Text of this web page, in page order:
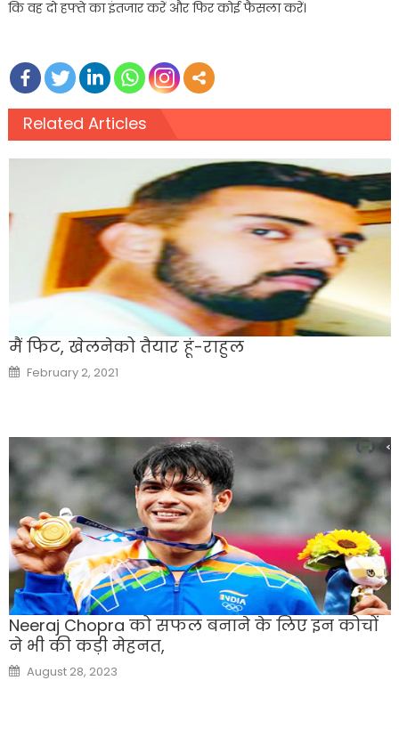
कि वह दो हफ्ते का इंतजार करें और फिर कोई फैसला करें।
Related Articles
मैं फिट, खेलनेको तैयार हूं-राहुल
Posted
on
February 2, 2021
Neeraj Chopra को सफल बनाने के लिए इन कोचों
ने भी की कड़ी मेहनत,
Posted
on
August 28, 2023